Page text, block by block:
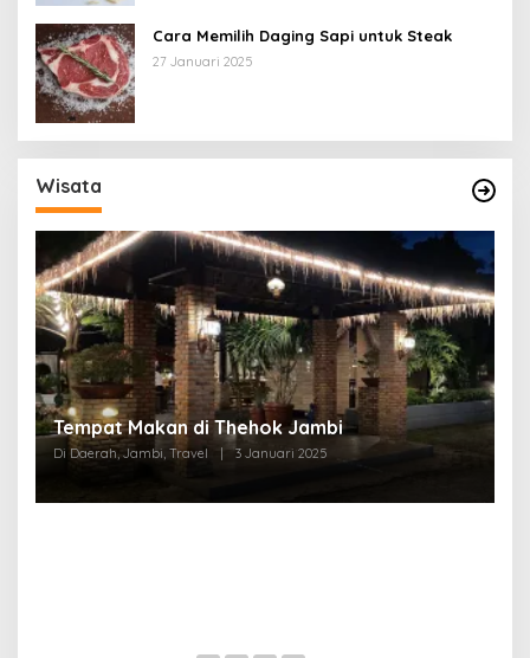
Cara Memilih Daging Sapi untuk Steak
27 Januari 2025
Wisata
Tempat Makan di Thehok Jambi
Di Daerah, Jambi, Travel | 3 Januari 2025